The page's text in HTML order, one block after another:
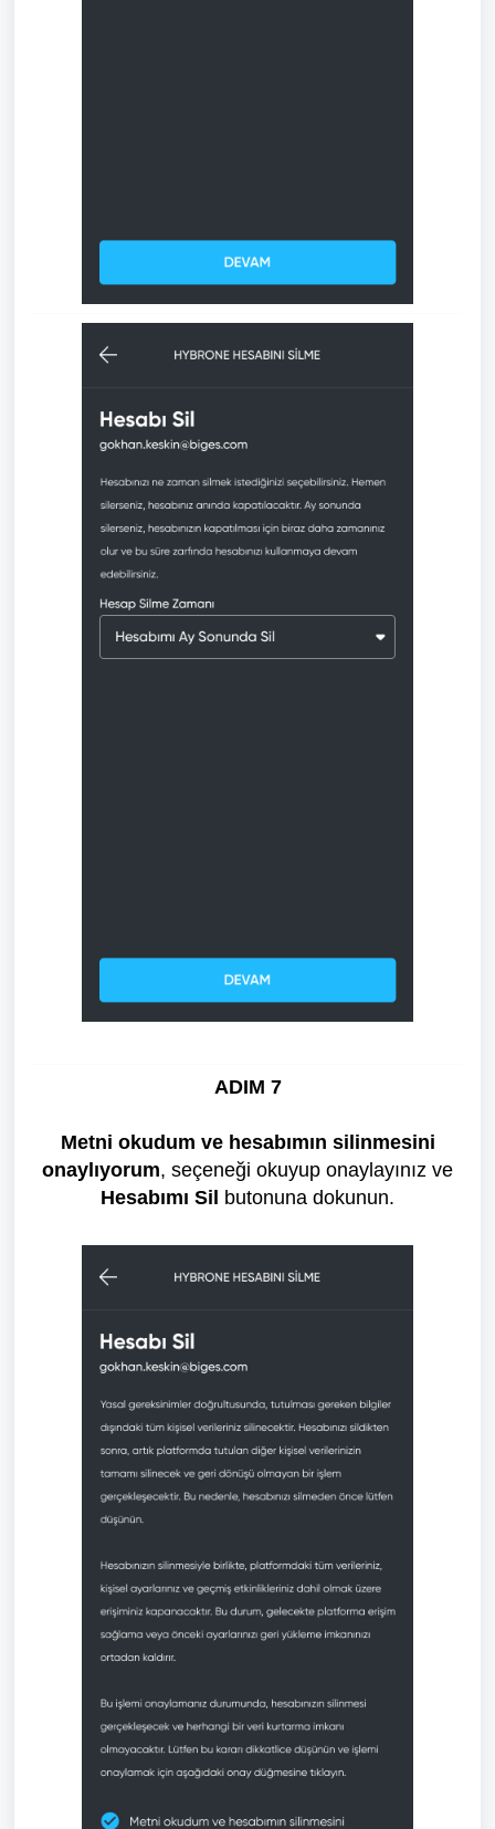
ADIM 7
Metni okudum ve hesabımın silinmesini
onaylıyorum, seçeneği okuyup onaylayınız ve
Hesabımı Sil butonuna dokunun.